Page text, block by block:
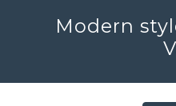
Modern